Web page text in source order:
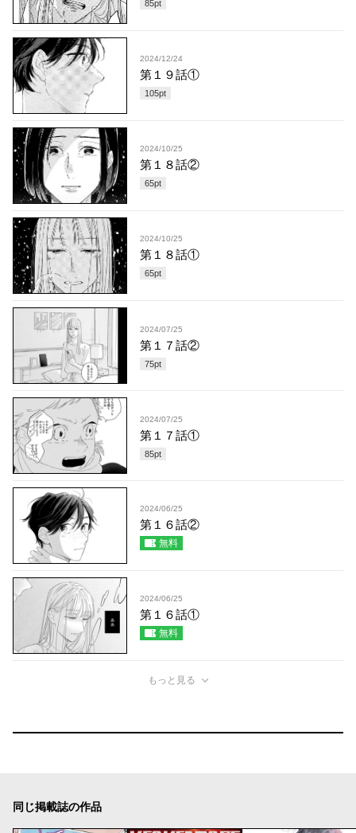
85pt
2024/12/24
第１９話①
105pt
2024/10/25
第１８話②
65pt
2024/10/25
第１８話①
65pt
2024/07/25
第１７話②
75pt
2024/07/25
第１７話①
85pt
2024/06/25
第１６話②
無料
2024/06/25
第１６話①
無料
もっと見る
同じ掲載誌の作品